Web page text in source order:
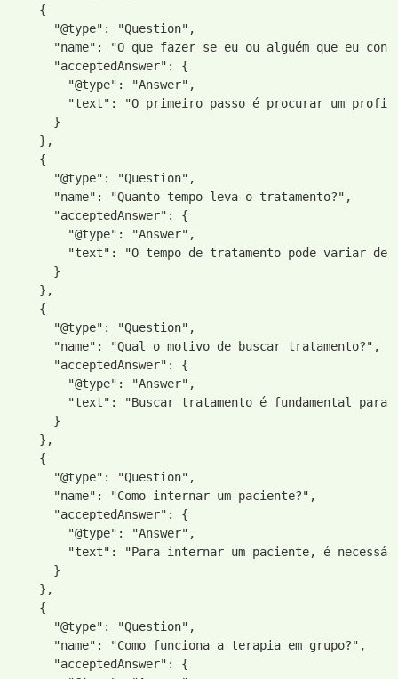
    {
      "@type": "Question",
"name": "O que fazer se eu ou alguém que eu
      "acceptedAnswer": {
        "@type": "Answer",
"text": "O primeiro passo é procurar um
      }
    },
    {
      "@type": "Question",
      "name": "Quanto tempo leva o tratamento?",
      "acceptedAnswer": {
        "@type": "Answer",
"text": "O tempo de tratamento pode variar
      }
    },
    {
      "@type": "Question",
      "name": "Qual o motivo de buscar tratamento?",
      "acceptedAnswer": {
        "@type": "Answer",
"text": "Buscar tratamento é fundamental
      }
    },
    {
      "@type": "Question",
      "name": "Como internar um paciente?",
      "acceptedAnswer": {
        "@type": "Answer",
"text": "Para internar um paciente, é
      }
    },
    {
      "@type": "Question",
      "name": "Como funciona a terapia em grupo?",
      "acceptedAnswer": {